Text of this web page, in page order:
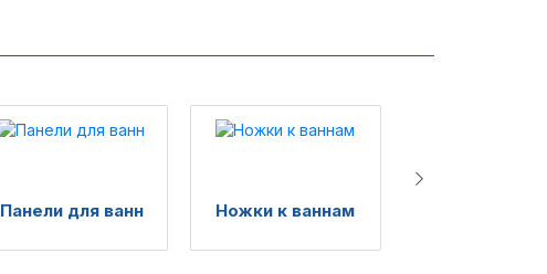
Панели для ванн Ножки к ваннам